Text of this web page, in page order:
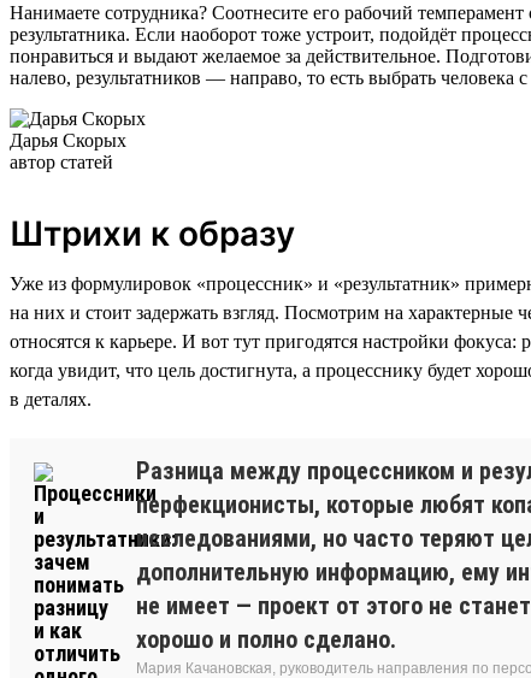
Нанимаете сотрудника? Соотнесите его рабочий
результатника. Если наоборот тоже устроит, подойдёт
понравиться и выдают желаемое за действительное.
налево, результатников — направо, то есть выбрать
Дарья Скорых
автор статей
Штрихи к образу
Уже из формулировок «процессник» и «результатник»
на них и стоит задержать взгляд. Посмотрим на характерные
относятся к карьере. И вот тут пригодятся настройки
когда увидит, что цель достигнута, а процесснику будет
в деталях.
Разница между процессником и
перфекционисты, которые любят
исследованиями, но часто теряют
дополнительную информацию, ему
не имеет — проект от этого не
хорошо и полно сделано.
Мария Качановская, руководитель направления по